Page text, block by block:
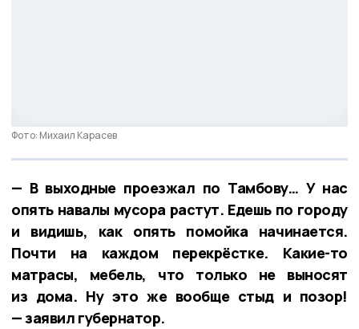
Фото: Михаил Карасев
— В выходные проезжал по Тамбову… У нас
опять навалы мусора растут. Едешь по городу
и видишь, как опять помойка начинается.
Почти на каждом перекрёстке. Какие-то
матрасы, мебель, что только не выносят
из дома. Ну это же вообще стыд и позор!
— заявил губернатор.